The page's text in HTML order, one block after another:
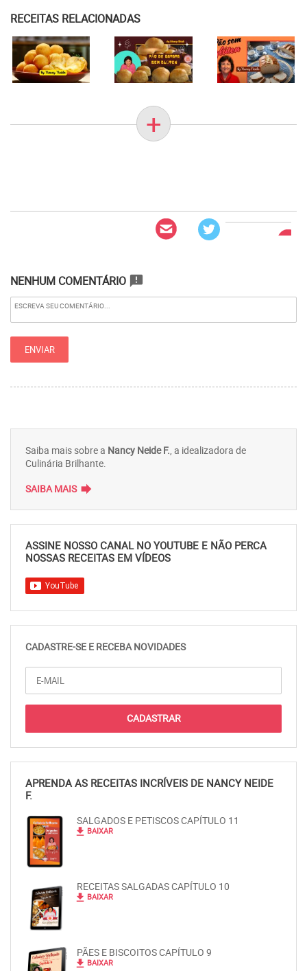
RECEITAS RELACIONADAS
+
NENHUM COMENTÁRIO announcement
Saiba mais sobre a Nancy Neide F., a idealizadora de
Culinária Brilhante.
SAIBA MAIS forward
ASSINE NOSSO CANAL NO YOUTUBE E NÃO PERCA
NOSSAS RECEITAS EM VÍDEOS
CADASTRE-SE E RECEBA NOVIDADES
APRENDA AS RECEITAS INCRÍVEIS DE NANCY NEIDE
F.
SALGADOS E PETISCOS CAPÍTULO 11
file_download BAIXAR
RECEITAS SALGADAS CAPÍTULO 10
file_download BAIXAR
PÃES E BISCOITOS CAPÍTULO 9
file_download BAIXAR